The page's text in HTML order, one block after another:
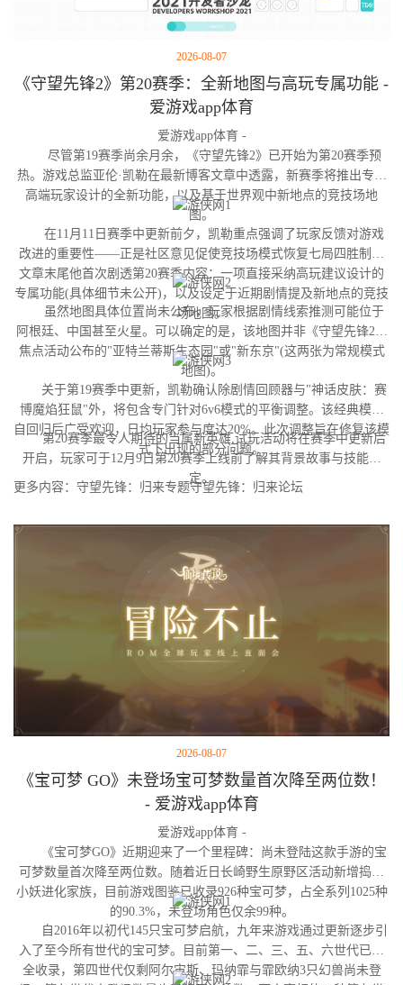
2026-08-07
《守望先锋2》第20赛季：全新地图与高玩专属功能 -
爱游戏app体育
爱游戏app体育 -
尽管第19赛季尚余月余，《守望先锋2》已开始为第20赛季预
热。游戏总监亚伦·凯勒在最新博客文章中透露，新赛季将推出专为
高端玩家设计的全新功能，以及基于世界观中新地点的竞技场地
图。
在11月11日赛季中更新前夕，凯勒重点强调了玩家反馈对游戏
改进的重要性——正是社区意见促使竞技场模式恢复七局四胜制。
文章末尾他首次剧透第20赛季内容：一项直接采纳高玩建议设计的
专属功能(具体细节未公开)，以及设定于近期剧情提及新地点的竞技
场地图。
虽然地图具体位置尚未公布，玩家根据剧情线索推测可能位于
阿根廷、中国甚至火星。可以确定的是，该地图并非《守望先锋2》
焦点活动公布的"亚特兰蒂斯生态园"或"新东京"(这两张为常规模式
地图)。
关于第19赛季中更新，凯勒确认除剧情回顾器与"神话皮肤：赛
博魔焰狂鼠"外，将包含专门针对6v6模式的平衡调整。该经典模式
自回归后广受欢迎，日均玩家参与度达20%。此次调整旨在修复该模
式下出现的部分问题。
第20赛季最令人期待的当属新英雄,试玩活动将在赛季中更新后
开启，玩家可于12月9日第20赛季上线前了解其背景故事与技能设
定。
更多内容：守望先锋：归来专题守望先锋：归来论坛
2026-08-07
《宝可梦 GO》未登场宝可梦数量首次降至两位数！
- 爱游戏app体育
爱游戏app体育 -
《宝可梦GO》近期迎来了一个里程碑：尚未登陆这款手游的宝
可梦数量首次降至两位数。随着近日长崎野生原野区活动新增捣蛋
小妖进化家族，目前游戏图鉴已收录926种宝可梦，占全系列1025种
的90.3%，未登场角色仅余99种。
自2016年以初代145只宝可梦启航，九年来游戏通过更新逐步引
入了至今所有世代的宝可梦。目前第一、二、三、五、六世代已完
全收录，第四世代仅剩阿尔宙斯、玛纳霏与霏欧纳3只幻兽尚未登